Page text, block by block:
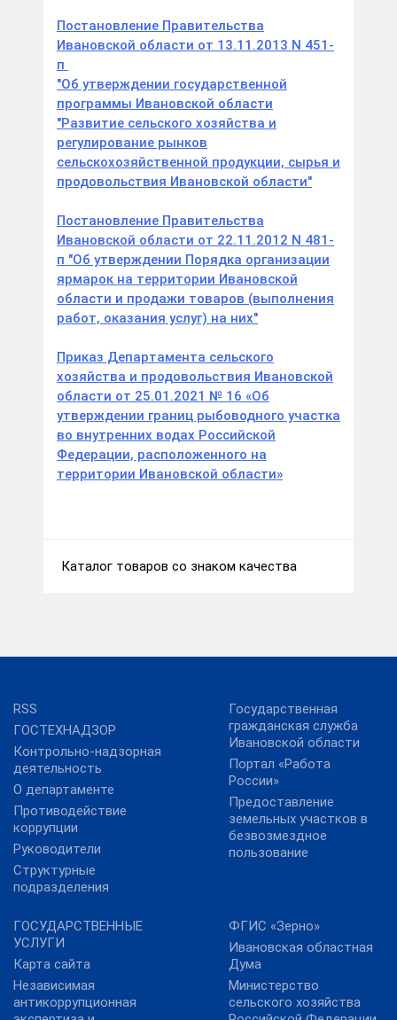
Постановление Правительства
Ивановской области от 13.11.2013 N 451-
п
"Об утверждении государственной
программы Ивановской области
"Развитие сельского хозяйства и
регулирование рынков
сельскохозяйственной продукции, сырья и
продовольствия Ивановской области"
Постановление Правительства
Ивановской области от 22.11.2012 N 481-
п "Об утверждении Порядка организации
ярмарок на территории Ивановской
области и продажи товаров (выполнения
работ, оказания услуг) на них"
Приказ Департамента сельского
хозяйства и продовольствия Ивановской
области от 25.01.2021 № 16 «Об
утверждении границ рыбоводного участка
во внутренних водах Российской
Федерации, расположенного на
территории Ивановской области»
Каталог товаров со знаком качества
RSS
ГОСТЕХНАДЗОР
Контрольно-надзорная
деятельность
О департаменте
Противодействие
коррупции
Руководители
Структурные
подразделения
Государственная
гражданская служба
Ивановской области
Портал «Работа
России»
Предоставление
земельных участков в
безвозмездное
пользование
ГОСУДАРСТВЕННЫЕ
УСЛУГИ
Карта сайта
Независимая
антикоррупционная
ФГИС «Зерно»
Ивановская областная
Дума
Министерство
сельского хозяйства